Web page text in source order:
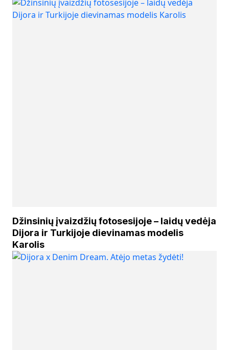
Džinsinių įvaizdžių fotosesijoje – laidų vedėja
Dijora ir Turkijoje dievinamas modelis
Karolis